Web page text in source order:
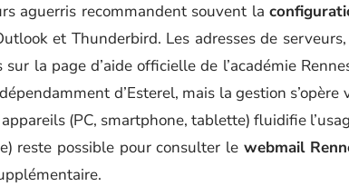
aguerris recommandent souvent la
et Thunderbird. Les adresses de
la page d’aide officielle de l’académie
d’Esterel, mais la gestion
(PC, smartphone, tablette) fluidifie
reste possible pour consulter le webmail